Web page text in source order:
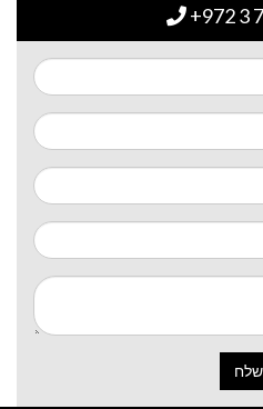
+972 3
שלח